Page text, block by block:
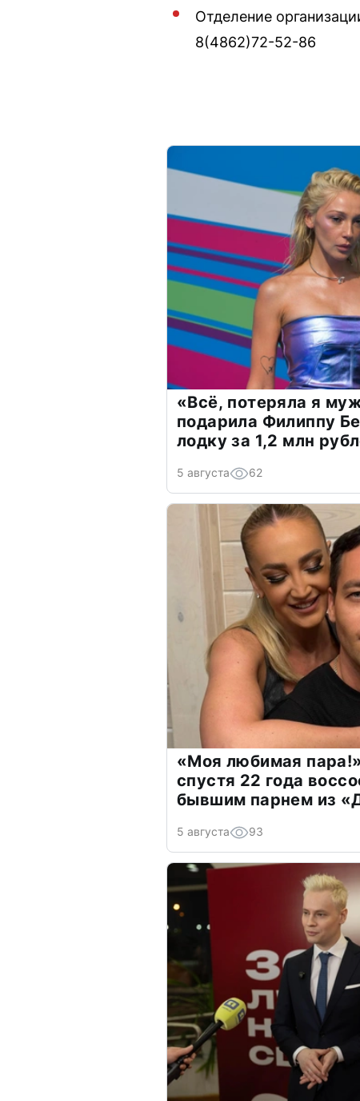
Отделение
8(4862)72-52-86
«Всё, потеряла я
подарила Филиппу
лодку за 1,2 млн
5 августа 62
«Моя любимая
спустя 22 года
бывшим парнем из
5 августа 93